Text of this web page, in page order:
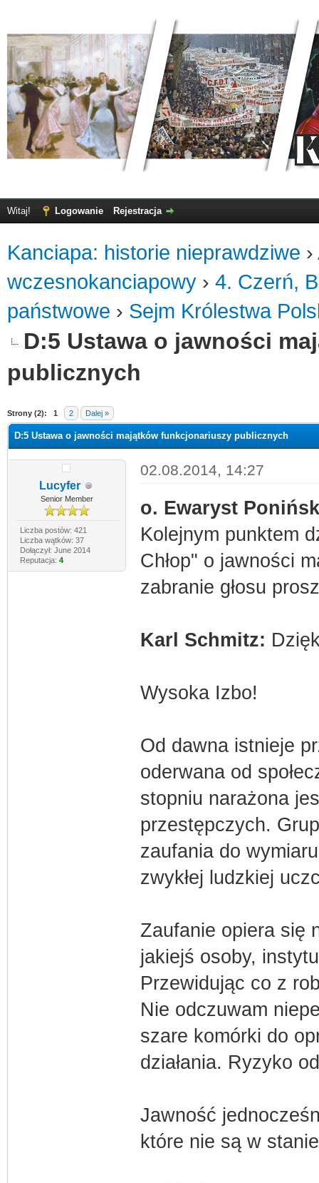
Witaj! Logowanie Rejestracja
Kanciapa: historie nieprawdziwe ›
wczesnokanciapowy › 4. Czerń,
państwowe › Sejm Królestwa
D:5 Ustawa o jawności
publicznych
Strony (2): 1 2 Dalej »
D:5 Ustawa o jawności majątków funkcjonariuszy publicznych
Lucyfer
Senior Member
Liczba postów: 421
Liczba wątków: 37
Dołączył: June 2014
Reputacja: 4
02.08.2014, 14:27
o. Ewaryst
Kolejnym punktem
Chłop" o jawności
zabranie głosu
Karl Schmitz:
Wysoka Izbo!
Od dawna istnieje
oderwana od
stopniu narażona
przestępczych.
zaufania do
zwykłej ludzkiej
Zaufanie opiera się
jakiejś osoby,
Przewidując co z
Nie odczuwam
szare komórki do
działania. Ryzyko
Jawność
które nie są w